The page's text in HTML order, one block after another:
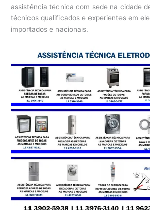
assistência técnica com sede na cidade
técnicos qualificados e experientes em
importados e nacionais.